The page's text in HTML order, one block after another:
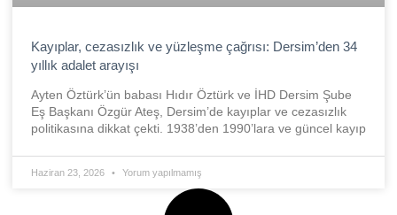
Kayıplar, cezasızlık ve yüzleşme çağrısı: Dersim’den 34
yıllık adalet arayışı
Ayten Öztürk’ün babası Hıdır Öztürk ve İHD Dersim Şube
Eş Başkanı Özgür Ateş, Dersim’de kayıplar ve cezasızlık
politikasına dikkat çekti. 1938’den 1990’lara ve güncel kayıp
Haziran 23, 2026 Yorum yapılmamış